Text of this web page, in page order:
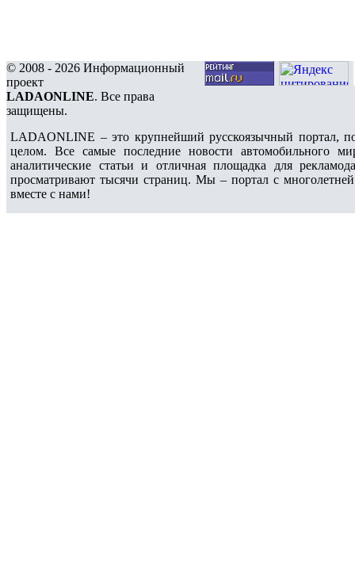
© 2008 - 2026 Информационный
проект
LADAONLINE. Все права
защищены.
LADAONLINE – это крупнейший русскоязычный портал,
целом. Все самые последние новости автомобильного
аналитические статьи и отличная площадка для
просматривают тысячи страниц. Мы – портал с
вместе с нами!